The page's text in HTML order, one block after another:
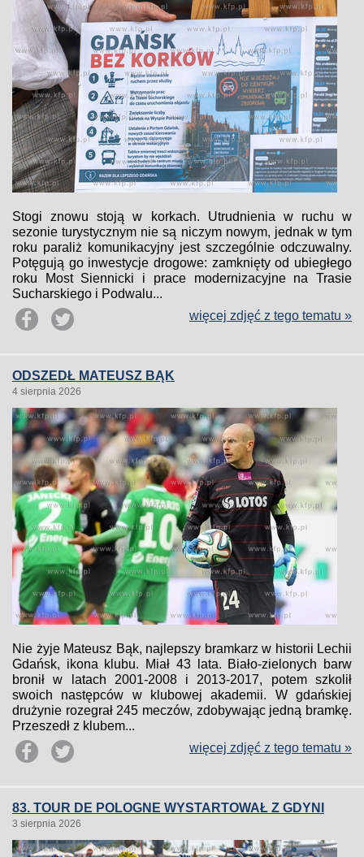
Stogi znowu stoją w korkach. Utrudnienia w ruchu w
sezonie turystycznym nie są niczym nowym, jednak w tym
roku paraliż komunikacyjny jest szczególnie odczuwalny.
Potęgują go inwestycje drogowe: zamknięty od ubiegłego
roku Most Siennicki i prace modernizacyjne na Trasie
Sucharskiego i Podwalu...
więcej zdjęć z tego tematu »
ODSZEDŁ MATEUSZ BĄK
4 sierpnia 2026
Nie żyje Mateusz Bąk, najlepszy bramkarz w historii Lechii
Gdańsk, ikona klubu. Miał 43 lata. Biało-zielonych barw
bronił w latach 2001-2008 i 2013-2017, potem szkolił
swoich następców w klubowej akademii. W gdańskiej
drużynie rozegrał 245 meczów, zdobywając jedną bramkę.
Przeszedł z klubem...
więcej zdjęć z tego tematu »
83. TOUR DE POLOGNE WYSTARTOWAŁ Z GDYNI
3 sierpnia 2026